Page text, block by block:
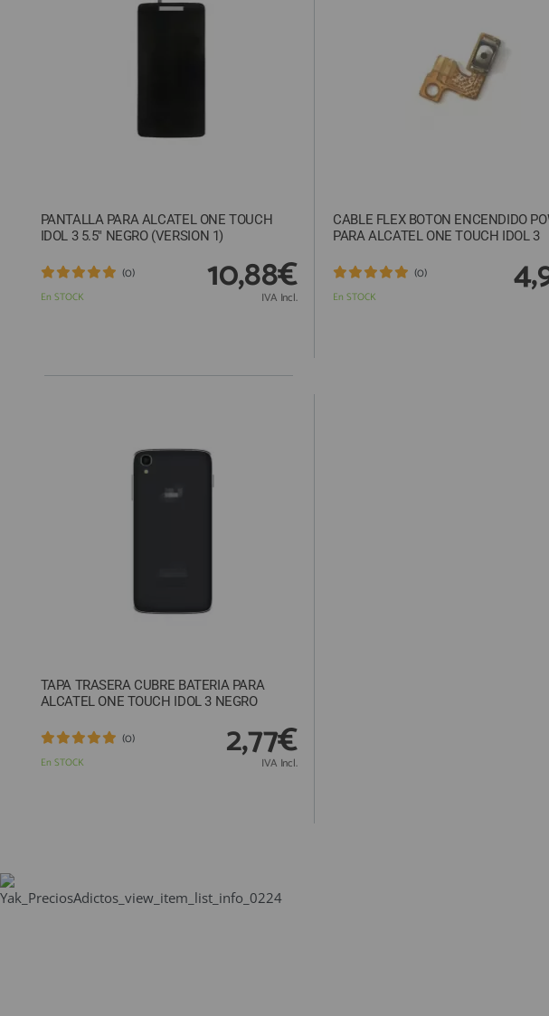
SOLICITAR REPARACIÓN
TOP VENTAS REPUESTOS
info@preciosadictos.com
PANTALLA PARA ALCATEL ONE TOUCH
IDOL 3 5.5" NEGRO (VERSION 1)
En STOCK
(0) 10,88€
IVA Incl.
CABLE FLEX BOTON ENCENDIDO
PARA ALCATEL ONE TOUCH IDOL 3
En STOCK
(0)
TAPA TRASERA CUBRE BATERIA PARA
ALCATEL ONE TOUCH IDOL 3 NEGRO
En STOCK
(0) 2,77€
IVA Incl.